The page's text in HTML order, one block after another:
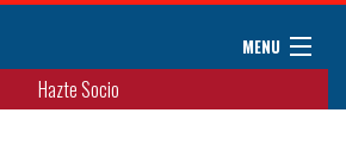
MENU
Hazte Socio